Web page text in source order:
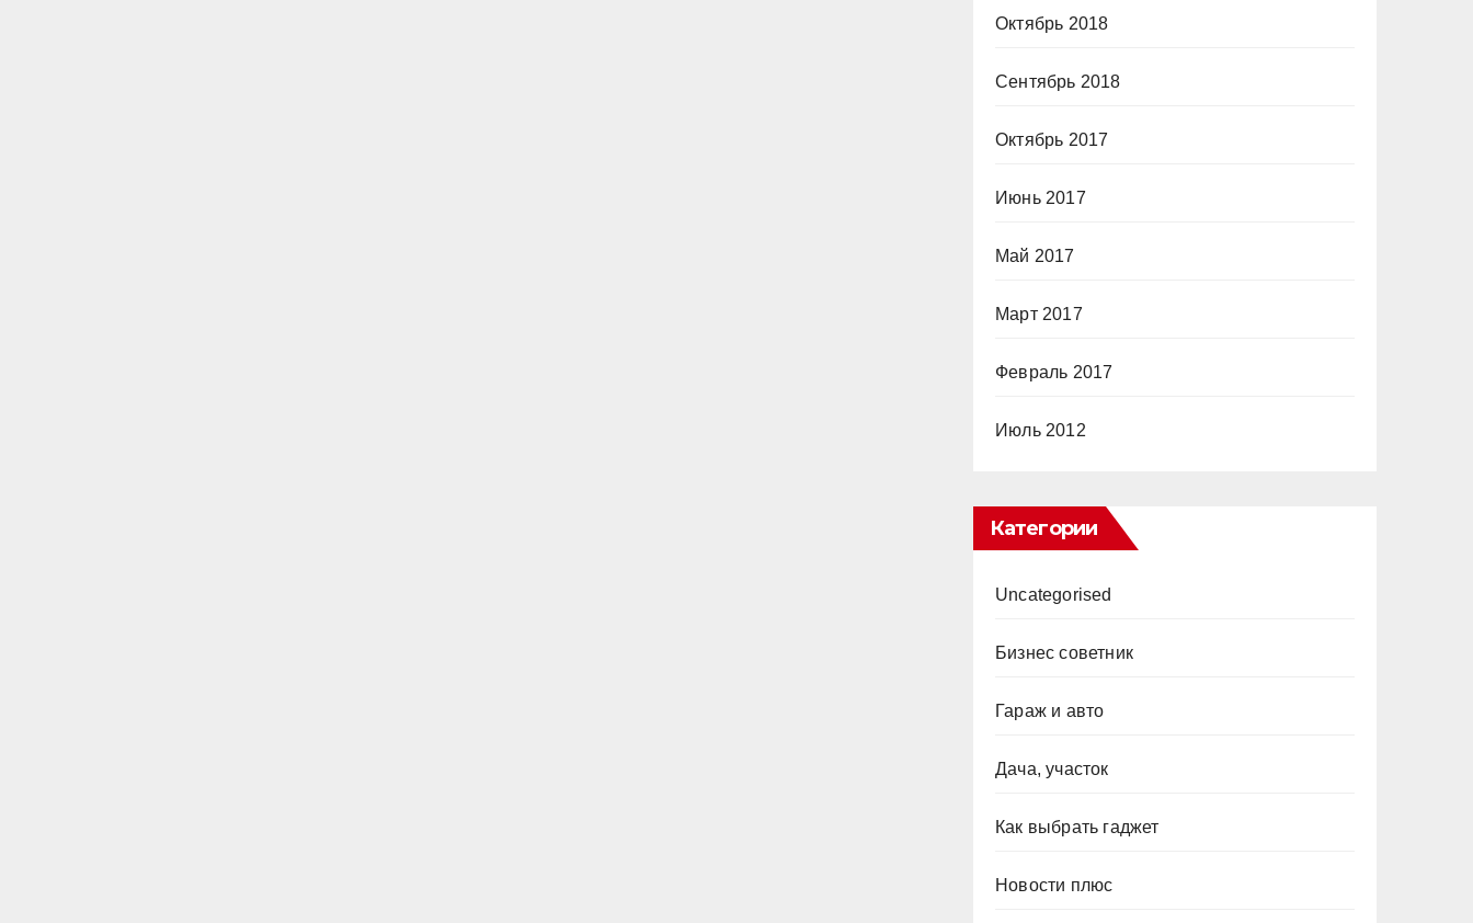
Октябрь 2018
Сентябрь 2018
Октябрь 2017
Июнь 2017
Май 2017
Март 2017
Февраль 2017
Июль 2012
Категории
Uncategorised
Бизнес советник
Гараж и авто
Дача, участок
Как выбрать гаджет
Новости плюс